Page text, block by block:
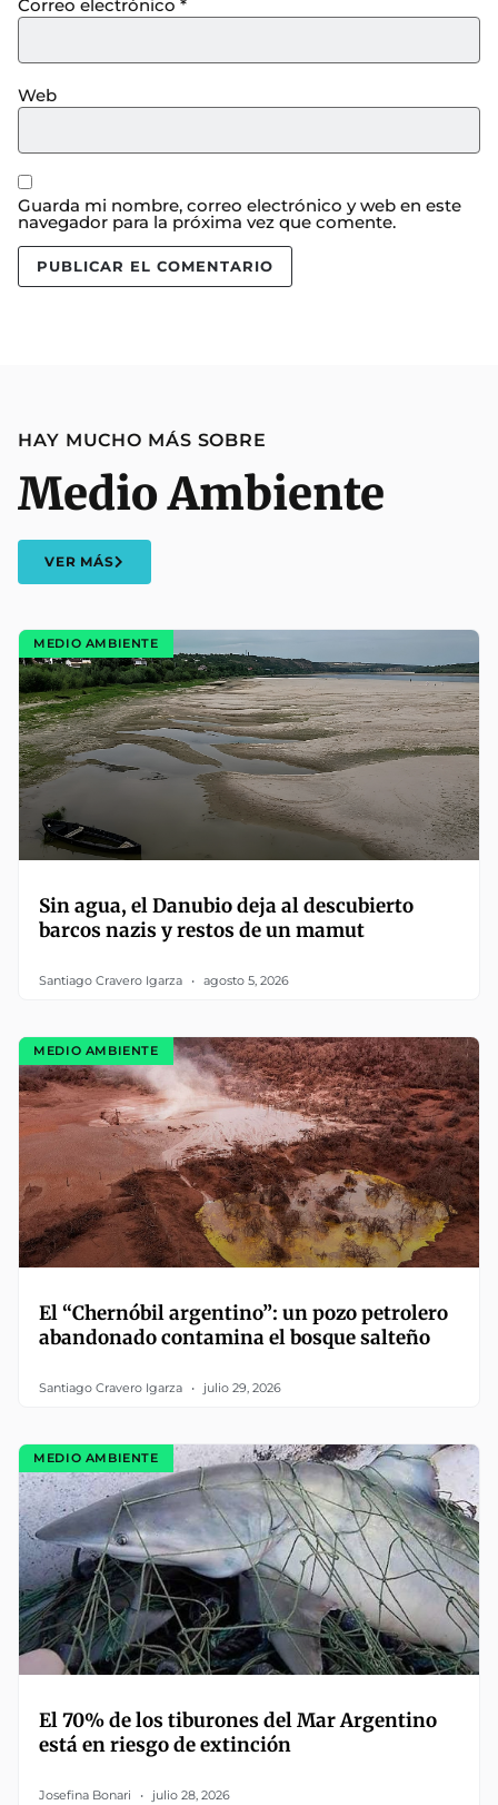
Correo electrónico *
Web
Guarda mi nombre, correo electrónico y web en este
navegador para la próxima vez que comente.
HAY MUCHO MÁS SOBRE
Medio Ambiente
VER MÁS
MEDIO AMBIENTE
Sin agua, el Danubio deja al descubierto
barcos nazis y restos de un mamut
Santiago Cravero Igarza agosto 5, 2026
MEDIO AMBIENTE
El “Chernóbil argentino”: un pozo petrolero
abandonado contamina el bosque salteño
Santiago Cravero Igarza julio 29, 2026
MEDIO AMBIENTE
El 70% de los tiburones del Mar Argentino
está en riesgo de extinción
Josefina Bonari julio 28, 2026